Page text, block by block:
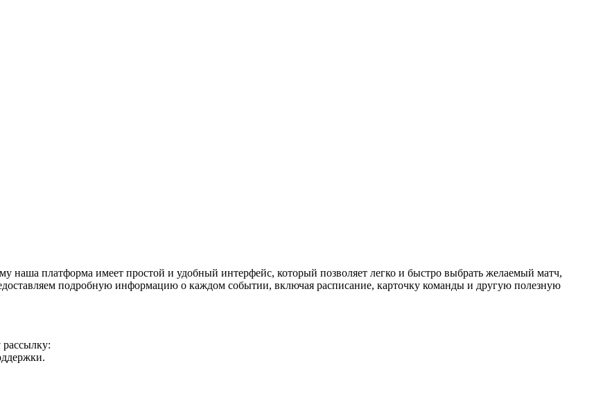
наша платформа имеет простой и удобный интерфейс, который позволяет легко и быстро выбрать желаемый матч,
подробную информацию о каждом событии, включая расписание, карточку команды и другую полезную
рассылку: